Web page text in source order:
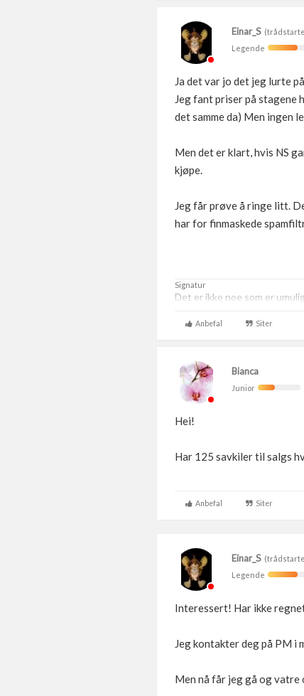
Einar_S
Legende
Ja det var jo det jeg lurte
Jeg fant priser på stagene
det samme da) Men ingen
Men det er klart, hvis NS
kjøpe.
Jeg får prøve å ringe litt.
har for finmaskede
Signatur
Det er ikke noe som er
Anbefal Siter
Bianca
Junior
Hei!
Har 125 savkiler til salgs
Anbefal Siter
Einar_S
Legende
Interessert! Har ikke
Jeg kontakter deg på PM i
Men nå får jeg gå og vatre